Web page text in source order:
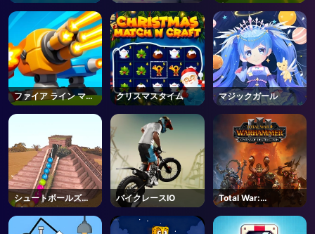
ウォー
ファイア ライン マー
ジ ディフェンス
クリスマスタイム マジックガール
シュートボールズ・
ズーマ2
バイクレースIO
Total War:
WARHAMMER III -
Steam